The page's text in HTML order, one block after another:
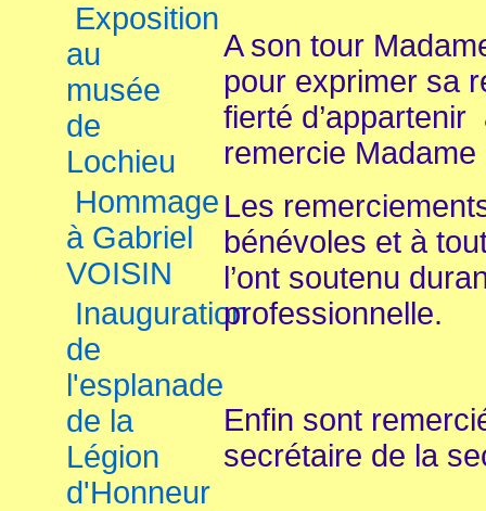
Exposition
au
musée
de
Lochieu
Hommage
à Gabriel
VOISIN
Inauguration
de
l'esplanade
de la
Légion
d'Honneur
A son tour
pour exprimer sa
fierté
remercie
Les
bénévoles et à
l’ont soutenu
professionnelle.
Enfin sont
secrétaire de la